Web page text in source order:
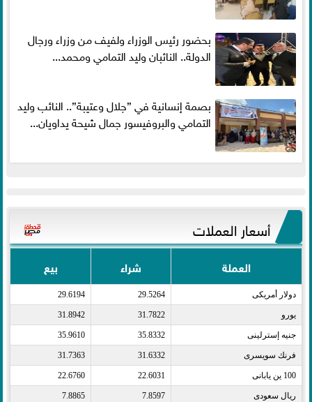
بحضور رئيس الوزراء ولفيف من وزراء ورجال
الدولة.. النائبان وليد التمامي ومحمد...
بصمة إنسانية في ”جلال وعتيبة”.. النائب وليد
التمامي والبروفيسور جمال شيحة يداويان...
أسعار العملات
العملة شراء بيع
دولار أمريكى​ 29.5264
29.6194
يورو​ 31.7822
31.8942
جنيه إسترلينى​ 35.8332
35.9610
فرنك سويسرى​ 31.6332
31.7363
100 ين يابانى​ 22.6031
22.6760
ريال سعودى​ 7.8597
7.8865